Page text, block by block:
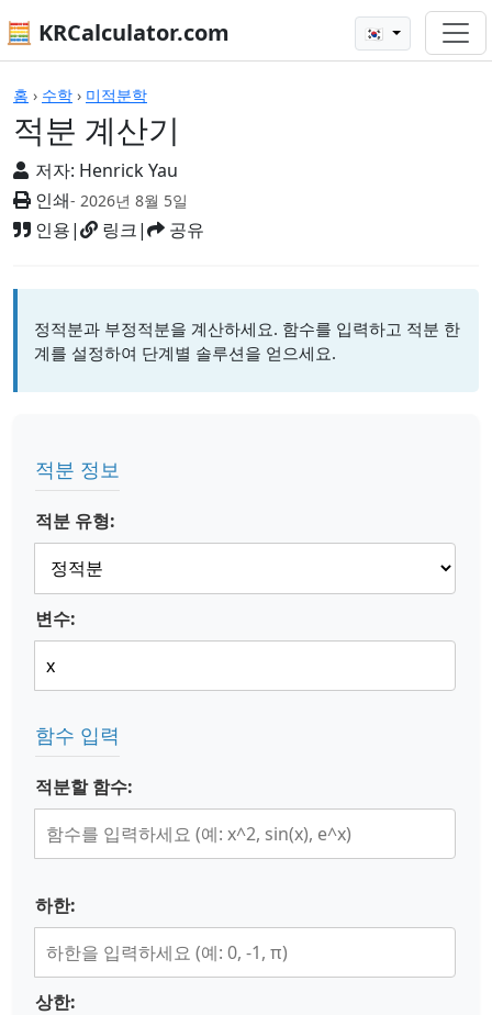
🧮 KRCalculator.com 🇰🇷
홈 › 수학 › 미적분학
적분 계산기
저자: Henrick Yau
인쇄- 2026년 8월 5일
인용| 링크| 공유
계산기
정적분과 부정적분을 계산하세요. 함수를 입력하고 적분 한
계를 설정하여 단계별 솔루션을 얻으세요.
적분 정보
적분 유형:
변수:
함수 입력
적분할 함수:
하한:
상한: